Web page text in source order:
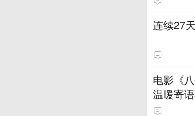
连续27
电影《
温暖寄